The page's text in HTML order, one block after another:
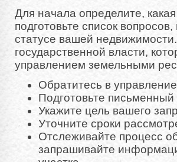
Для начала определите,
подготовьте список
статусе вашей
государственной власти,
управлением земельными
Обратитесь в
Подготовьте
Укажите цель вашего
Уточните сроки
Отслеживайте процесс
запрашивайте